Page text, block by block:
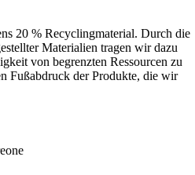
20 % Recyclingmaterial. Durch die
Materialien tragen wir dazu
von begrenzten Ressourcen zu
Fußabdruck der Produkte, die wir